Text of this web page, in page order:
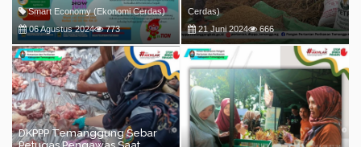
Smart Economy (Ekonomi Cerdas)
06 Agustus 2024
773
Cerdas)
21 Juni 2024
666
DKPPP Temanggung Sebar